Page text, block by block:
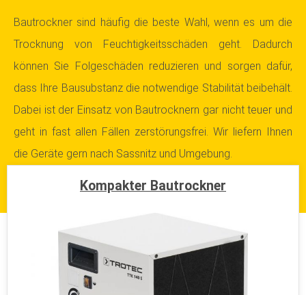
Bautrockner sind häufig die beste Wahl, wenn es um die
Trocknung von Feuchtigkeitsschäden geht. Dadurch
können Sie Folgeschäden reduzieren und sorgen dafür,
dass Ihre Bausubstanz die notwendige Stabilität beibehält.
Dabei ist der Einsatz von Bautrocknern gar nicht teuer und
geht in fast allen Fällen zerstörungsfrei. Wir liefern Ihnen
die Geräte gern nach Sassnitz und Umgebung.
Kompakter Bautrockner